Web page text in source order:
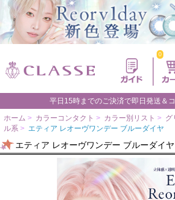
0
平日15時までのご決済で即日発送＆
ホーム > カラーコンタクト > カラー別リスト > グ
ル系 > エティア レオーヴワンデー ブルーダイヤ
エティア レオーヴワンデー ブルーダイヤ